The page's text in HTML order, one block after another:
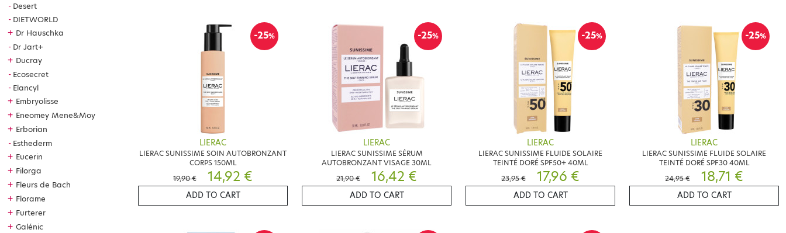
Desert
DIETWORLD
+ Dr Hauschka
Dr Jart+
+ Ducray
Ecosecret
Elancyl
+ Embryolisse
+ Eneomey Mene&Moy
+ Erborian
Esthederm
+ Eucerin
+ Filorga
+ Fleurs de Bach
+ Florame
+ Furterer
+ Galénic
-25%
LIERAC
LIERAC SUNISSIME SOIN AUTOBRONZANT
CORPS 150ML
19,90 €
14,92 €
ADD TO CART
-25%
LIERAC
LIERAC SUNISSIME SÉRUM
AUTOBRONZANT VISAGE 30ML
21,90 €
16,42 €
ADD TO CART
-25%
LIERAC
LIERAC SUNISSIME FLUIDE SOLAIRE
TEINTÉ DORÉ SPF50+ 40ML
23,95 €
17,96 €
ADD TO CART
-25%
LIERAC
LIERAC SUNISSIME FLUIDE SOLAIRE
TEINTÉ DORÉ SPF30 40ML
24,95 €
18,71 €
ADD TO CART